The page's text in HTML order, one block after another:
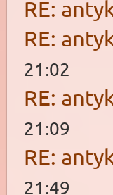
RE:
RE:
21:02
RE:
21:09
RE:
21:49